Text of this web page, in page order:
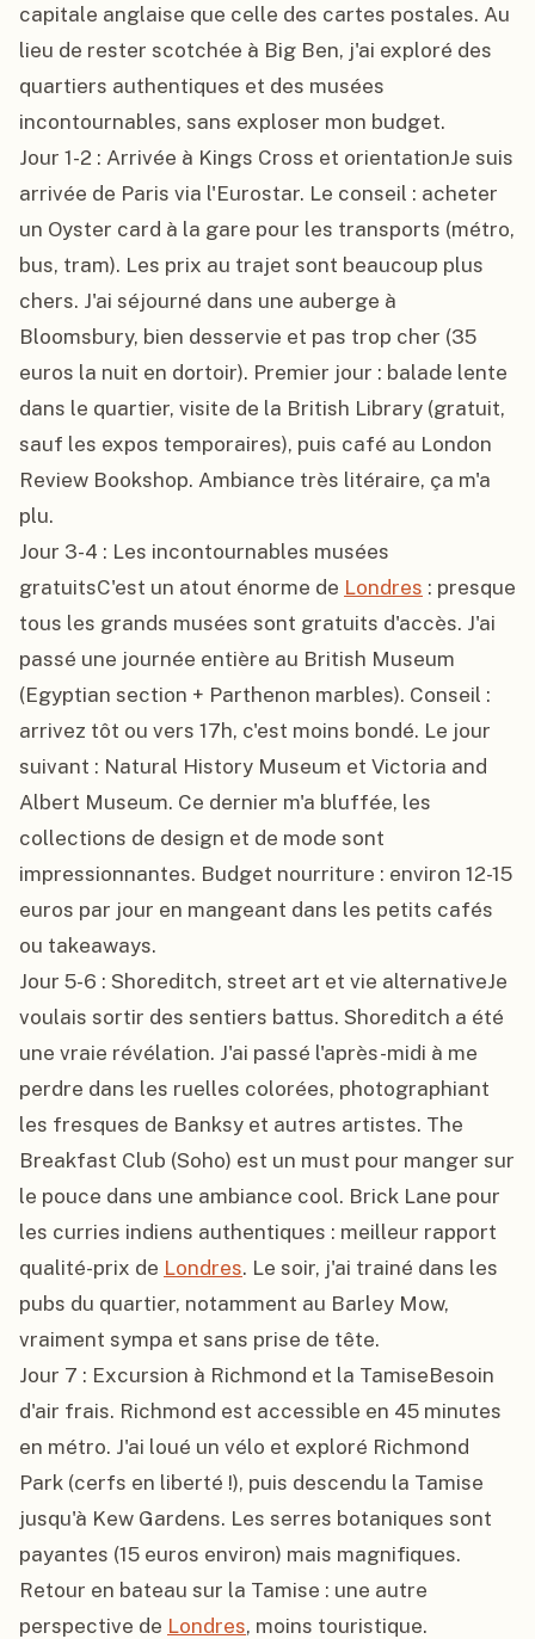
capitale anglaise que celle des cartes postales. Au
lieu de rester scotchée à Big Ben, j'ai exploré des
quartiers authentiques et des musées
incontournables, sans exploser mon budget.
Jour 1-2 : Arrivée à Kings Cross et orientationJe suis
arrivée de Paris via l'Eurostar. Le conseil : acheter
un Oyster card à la gare pour les transports (métro,
bus, tram). Les prix au trajet sont beaucoup plus
chers. J'ai séjourné dans une auberge à
Bloomsbury, bien desservie et pas trop cher (35
euros la nuit en dortoir). Premier jour : balade lente
dans le quartier, visite de la British Library (gratuit,
sauf les expos temporaires), puis café au London
Review Bookshop. Ambiance très litéraire, ça m'a
plu.
Jour 3-4 : Les incontournables musées
gratuitsC'est un atout énorme de Londres : presque
tous les grands musées sont gratuits d'accès. J'ai
passé une journée entière au British Museum
(Egyptian section + Parthenon marbles). Conseil :
arrivez tôt ou vers 17h, c'est moins bondé. Le jour
suivant : Natural History Museum et Victoria and
Albert Museum. Ce dernier m'a bluffée, les
collections de design et de mode sont
impressionnantes. Budget nourriture : environ 12-15
euros par jour en mangeant dans les petits cafés
ou takeaways.
Jour 5-6 : Shoreditch, street art et vie alternativeJe
voulais sortir des sentiers battus. Shoreditch a été
une vraie révélation. J'ai passé l'après-midi à me
perdre dans les ruelles colorées, photographiant
les fresques de Banksy et autres artistes. The
Breakfast Club (Soho) est un must pour manger sur
le pouce dans une ambiance cool. Brick Lane pour
les curries indiens authentiques : meilleur rapport
qualité-prix de Londres. Le soir, j'ai trainé dans les
pubs du quartier, notamment au Barley Mow,
vraiment sympa et sans prise de tête.
Jour 7 : Excursion à Richmond et la TamiseBesoin
d'air frais. Richmond est accessible en 45 minutes
en métro. J'ai loué un vélo et exploré Richmond
Park (cerfs en liberté !), puis descendu la Tamise
jusqu'à Kew Gardens. Les serres botaniques sont
payantes (15 euros environ) mais magnifiques.
Retour en bateau sur la Tamise : une autre
perspective de Londres, moins touristique.